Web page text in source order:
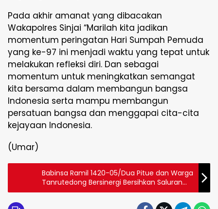
Pada akhir amanat yang dibacakan
Wakapolres Sinjai “Marilah kita jadikan
momentum peringatan Hari Sumpah Pemuda
yang ke-97 ini menjadi waktu yang tepat untuk
melakukan refleksi diri. Dan sebagai
momentum untuk meningkatkan semangat
kita bersama dalam membangun bangsa
Indonesia serta mampu membangun
persatuan bangsa dan menggapai cita-cita
kejayaan Indonesia.
(Umar)
Babinsa Ramil 1420-05/Dua Pitue dan Warga
Tanrutedong Bersinergi Bersihkan Saluran
Air, Jaga Lingkungan Bebas Banjir